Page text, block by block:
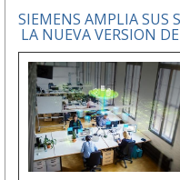
SIEMENS AMPLIA SUS
LA NUEVA VERSION